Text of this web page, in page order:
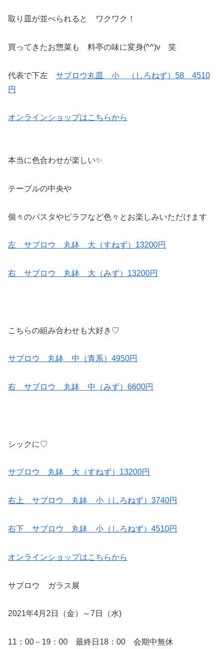
取り皿が並べられると ワクワク！
買ってきたお惣菜も 料亭の味に変身(^^)v 笑
代表で下左 サブロウ丸皿 小 （しろねず）58 4510
円
オンラインショップはこちらから
本当に色合わせが楽しい✨
テーブルの中央や
個々のパスタやピラフなど色々とお楽しみいただけます
左 サブロウ 丸鉢 大（すねず）13200円
右 サブロウ 丸鉢 大（みず）13200円
こちらの組み合わせも大好き♡
サブロウ 丸鉢 中（青系）4950円
右 サブロウ 丸鉢 中（みず）6600円
シックに♡
サブロウ 丸鉢 大（すねず）13200円
右上 サブロウ 丸鉢 小（しろねず）3740円
右下 サブロウ 丸鉢 小（しろねず）4510円
オンラインショップはこちらから
サブロウ ガラス展
2021年4月2日（金）～7日（水)
11：00－19：00 最終日18：00 会期中無休